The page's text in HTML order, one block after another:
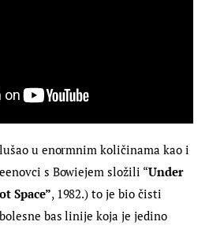
u enormnim količinama kao i
s Bowiejem složili “Under
Space”, 1982.) to je bio čisti
bas linije koja je jedino